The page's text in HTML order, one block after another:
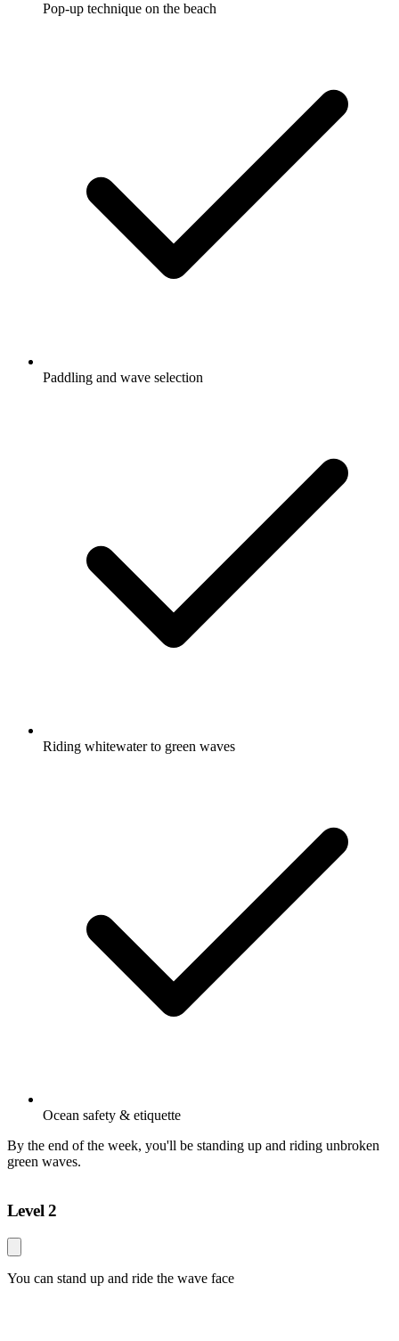
Pop-up technique on the beach
Paddling and wave selection
Riding whitewater to green waves
Ocean safety & etiquette
By the end of the week, you'll be standing up and riding unbroken
green waves.
Level 2
You can stand up and ride the wave face